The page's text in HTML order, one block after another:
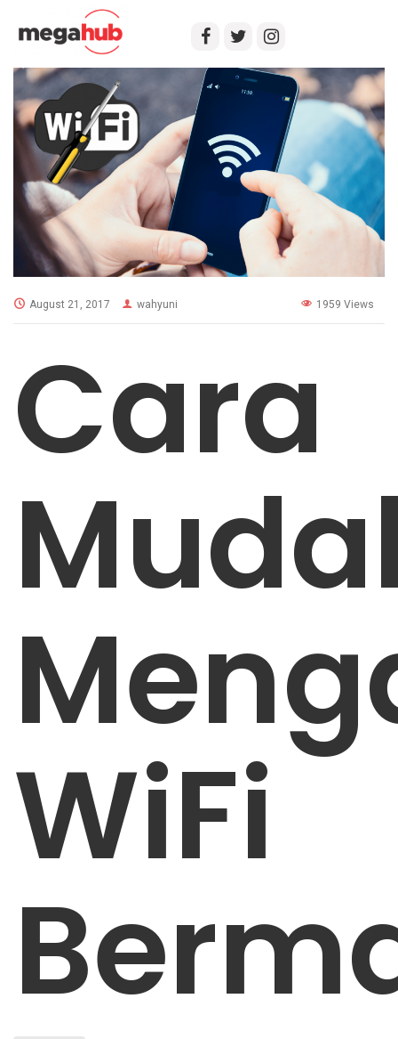
August 21, 2017 wahyuni 1959 Views
Cara
WiFi